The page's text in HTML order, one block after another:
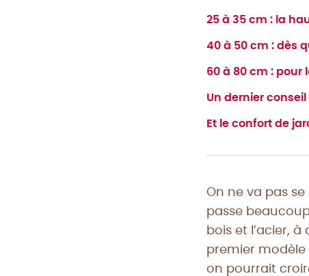
25 à 35 cm : la
40 à 50 cm : dès
60 à 80 cm :
Un dernier
Et le confort de
On ne va pas
passe
bois et l’acier,
premier modèle
on pourrait